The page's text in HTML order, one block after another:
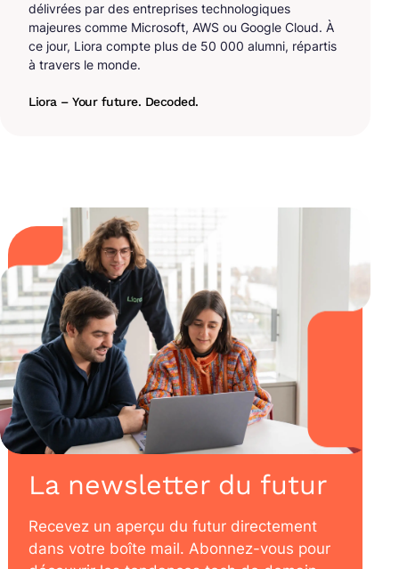
délivrées par des entreprises technologiques
majeures comme Microsoft, AWS ou Google Cloud. À
ce jour, Liora compte plus de 50 000 alumni, répartis
à travers le monde.
Liora – Your future. Decoded.
La newsletter du futur
Recevez un aperçu du futur directement
dans votre boîte mail. Abonnez-vous pour